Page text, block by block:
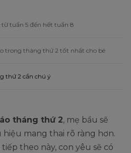
từ tuần 5 đến hết tuần 8
trong tháng thứ 2 tốt nhất cho bé
thứ 2 cần chú ý
tháng thứ 2, mẹ bầu sẽ
mang thai rõ ràng hơn.
theo này, con yêu sẽ có